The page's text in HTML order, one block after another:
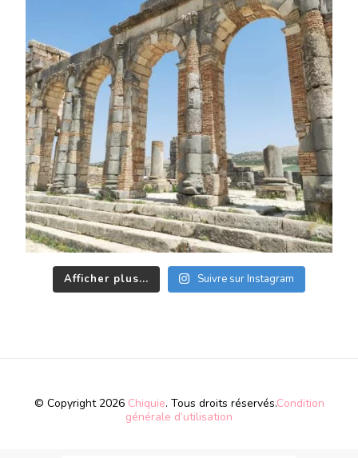
Afficher plus... Suivre sur Instagram
© Copyright 2026 Chiquie. Tous droits réservés.Condition
générale d’utilisation